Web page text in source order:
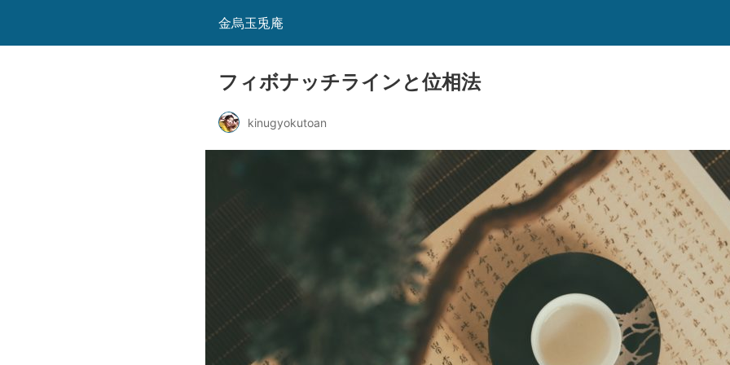
金烏玉兎庵
フィボナッチラインと位相法
kinugyokutoan